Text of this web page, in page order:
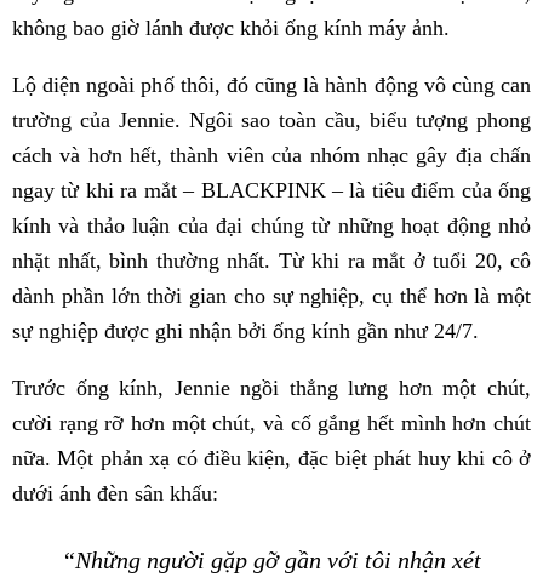
không bao giờ lánh được khỏi ống kính máy ảnh.
Lộ diện ngoài phố thôi, đó cũng là hành động vô cùng can
trường của Jennie. Ngôi sao toàn cầu, biểu tượng phong
cách và hơn hết, thành viên của nhóm nhạc gây địa chấn
ngay từ khi ra mắt – BLACKPINK – là tiêu điểm của ống
kính và thảo luận của đại chúng từ những hoạt động nhỏ
nhặt nhất, bình thường nhất. Từ khi ra mắt ở tuổi 20, cô
dành phần lớn thời gian cho sự nghiệp, cụ thể hơn là một
sự nghiệp được ghi nhận bởi ống kính gần như 24/7.
Trước ống kính, Jennie ngồi thẳng lưng hơn một chút,
cười rạng rỡ hơn một chút, và cố gắng hết mình hơn chút
nữa. Một phản xạ có điều kiện, đặc biệt phát huy khi cô ở
dưới ánh đèn sân khấu:
“Những người gặp gỡ gần với tôi nhận xét